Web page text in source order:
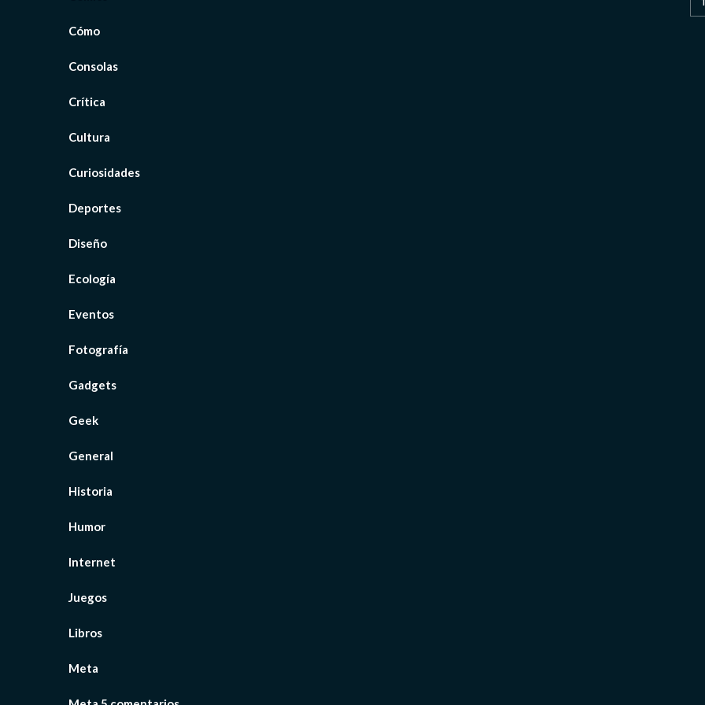
Cómo
Consolas
Crítica
Cultura
Curiosidades
Deportes
Diseño
Ecología
Eventos
Fotografía
Gadgets
Geek
General
Historia
Humor
Internet
Juegos
Libros
Meta